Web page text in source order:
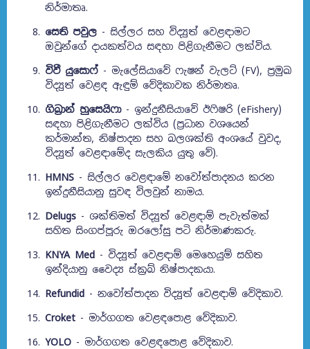
නිර්මාතෘ.
සෙති පවුල - සිල්ලර සහ විද්‍යුත් වෙළඳාමට
ඔවුන්ගේ දායකත්වය සඳහා පිළිගැනීමට ලක්විය.
විවී යුසොෆ් - මැලේසියාවේ ෆැෂන් වැලට් (FV), ප්‍රමුඛ
විද්‍යුත් වෙළඳ ඇඳුම් වේදිකාවක නිර්මාතෘ.
ගිබ්‍රාන් හුසෙයිෆා- ඉන්දුනීසියාවේ ඊෆිෂරි (eFishery)
සඳහා පිළිගැනීමට ලක්විය (ප්‍රධාන වශයෙන්
කර්මාන්ත, නිෂ්පාදන සහ බලශක්ති අංශයේ වුවද,
විද්‍යුත් වෙළඳාමේද සැලකිය යුතු වේ).
HMNS - සිල්ලර වෙළඳාමේ නවෝත්පාදනය කරන
ඉන්දුනීසියානු සුවඳ විලවුන් නාමය.
Delugs - ශක්තිමත් විද්‍යුත් වෙළඳාම් පැවැත්මක්
සහිත සිංගප්පූරු ඔරලෝසු පටි නිර්මාණකරු.
KNYA Med - විද්‍යුත් වෙළඳාම් මෙහෙයුම් සහිත
ඉන්දියානු වෛද්‍ය ස්ක්‍රබ් නිෂ්පාදකයා.
Refundid - නවෝත්පාදන විද්‍යුත් වෙළඳාම් වේදිකාව.
Croket - මාර්ගගත වෙළඳපොළ වේදිකාව.
YOLO - මාර්ගගත වෙළඳපොළ වේදිකාව.